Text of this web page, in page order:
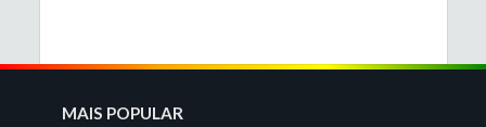
MAIS POPULAR